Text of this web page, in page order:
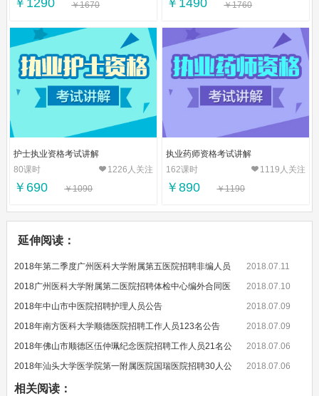
￥1670 ￥1760
护士执业资格考试讲解
1226人关注
80课时
￥690 ￥1090
执业药师资格考试讲解
1119人关注
162课时
￥890 ￥1190
延伸阅读：
2018年第二季度广州医科大学附属第五医院招聘非编人员
2018.07.11
2018广州医科大学附属第二医院招聘体检中心编外合同医
2018.07.10
2018年中山市中医院招聘护理人员公告
2018.07.09
2018年南方医科大学顺德医院招聘工作人员123名公告
2018.07.09
2018年佛山市顺德区伍仲珮纪念医院招聘工作人员21名公
2018.07.06
2018年汕头大学医学院第一附属医院国瑞医院招聘30人公
2018.07.06
相关阅读：